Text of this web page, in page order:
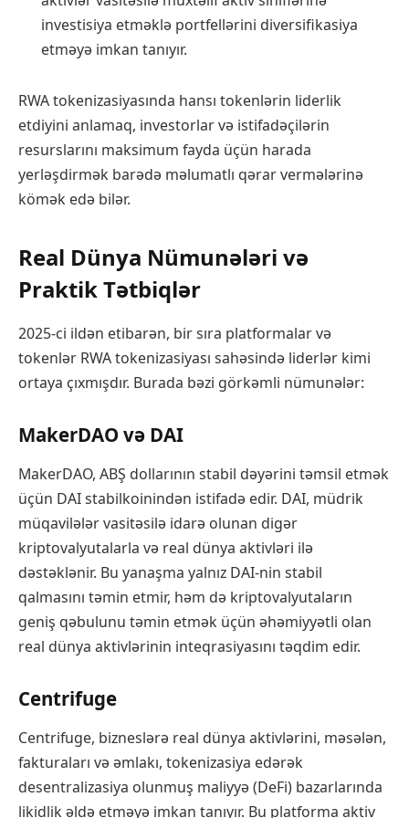
investisiya etməklə portfellərini diversifikasiya
etməyə imkan tanıyır.
RWA tokenizasiyasında hansı tokenlərin liderlik
etdiyini anlamaq, investorlar və istifadəçilərin
resurslarını maksimum fayda üçün harada
yerləşdirmək barədə məlumatlı qərar vermələrinə
kömək edə bilər.
Real Dünya Nümunələri və
Praktik Tətbiqlər
2025-ci ildən etibarən, bir sıra platformalar və
tokenlər RWA tokenizasiyası sahəsində liderlər kimi
ortaya çıxmışdır. Burada bəzi görkəmli nümunələr:
MakerDAO və DAI
MakerDAO, ABŞ dollarının stabil dəyərini təmsil etmək
üçün DAI stabilkoinindən istifadə edir. DAI, müdrik
müqavilələr vasitəsilə idarə olunan digər
kriptovalyutalarla və real dünya aktivləri ilə
dəstəklənir. Bu yanaşma yalnız DAI-nin stabil
qalmasını təmin etmir, həm də kriptovalyutaların
geniş qəbulunu təmin etmək üçün əhəmiyyətli olan
real dünya aktivlərinin inteqrasiyasını təqdim edir.
Centrifuge
Centrifuge, bizneslərə real dünya aktivlərini, məsələn,
fakturaları və əmlakı, tokenizasiya edərək
desentralizasiya olunmuş maliyyə (DeFi) bazarlarında
likidlik əldə etməyə imkan tanıyır. Bu platforma aktiv